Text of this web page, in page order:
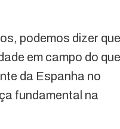
podemos dizer que
em campo do que
da Espanha no
fundamental na